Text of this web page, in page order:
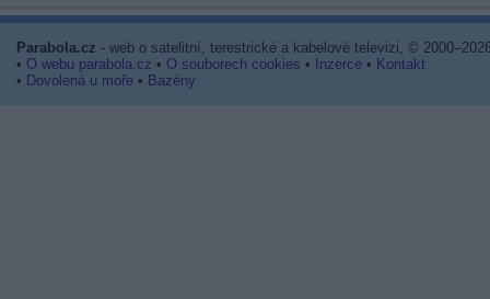
Parabola.cz - web o satelitní, terestrické a kabelové televizi, ©
• O webu parabola.cz • O souborech cookies • Inzerce • Kontakt
• Dovolená u moře • Bazény